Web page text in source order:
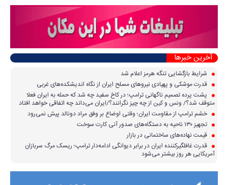
آخرین خبرها
شرایط بازگشایی تنگه هرمز اعلام شد
قدرت موشکی و پهپادی نیرو‌های مسلح ایران از نگاه اندیشکده‌های غربی
پشت پرده تصمیم ناگهانی ترامپ؛ در کاخ سفید چه شد که حمله به ایران فعلا
متوقف شد؟/ ونس و کین از چه چیز نگرانند؟/ایران می‌داند چه اتفاقی خواهد افتاد
خشم ترامپ از مقاومت ایران؛ وقتی اوضاع بر وفق مراد دونالد پیش نمی‌رود
تجهیز ۱۳۰ ناحیه به دستگاه‌های صدور آنی کارت سوخت
قیمت نهاده‌های ساختمانی در بازار
قدرت غافلگیرکننده ایران در برابر دیوانگی ادامه‌دار ترامپ؛ ریسک مرگ سربازان
آمریکایی هر روز بیشتر می‌شود